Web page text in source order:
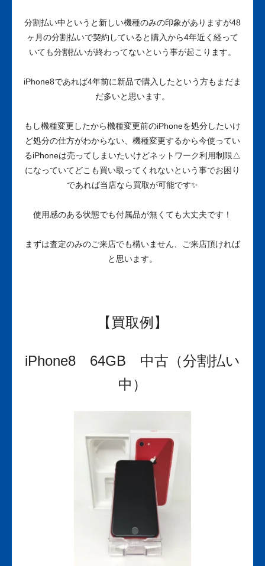
分割払い中というと新しい機種のみの印象がありますが48
ヶ月の分割払いで契約していると購入から4年近く経って
いても分割払いが終わってないという事が起こります。
iPhone8であれば4年前に新品で購入したという方もまだま
だ多いと思います。
もし機種変更したから機種変更前のiPhoneを処分したいけ
ど処分の仕方がわからない、機種変更するから今使ってい
るiPhoneは売ってしまいたいけどネットワーク利用制限△
になっていてどこも買い取ってくれないという事でお困り
であれば当店なら買取が可能です✨
使用感のある状態でも付属品が無くても大丈夫です！
まずは査定のみのご来店でも構いません、ご来店頂ければ
と思います。
【買取例】
iPhone8 64GB 中古（分割払い
中）